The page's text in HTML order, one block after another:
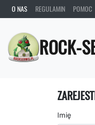
O NAS REGULAMIN POMOC
ROCK-
Imię